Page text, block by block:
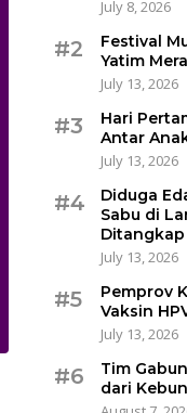
July 8, 2026
#2
Festival
Yatim
July 13, 2026
#3
Hari
Antar
July 13, 2026
#4
Diduga
Sabu di
Ditangkap
July 13, 2026
#5
Pemprov
Vaksin
July 13, 2026
#6
Tim
dari